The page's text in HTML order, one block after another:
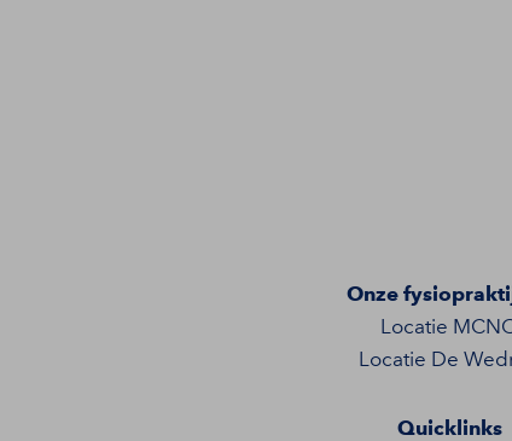
Onze
Locatie
Locatie De
Quicklinks